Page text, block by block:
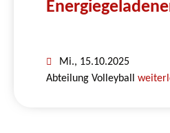
Mi., 15.10.2025
Abteilung Volleyball